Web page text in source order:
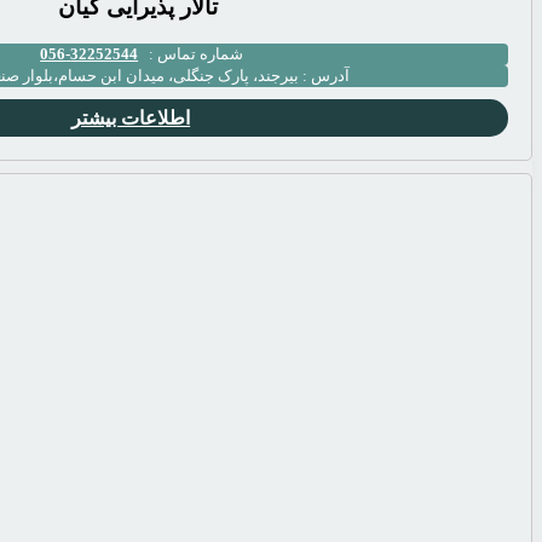
تالار پذیرایی کیان
شماره تماس :
32252544-056
آدرس : بیرجند، پارک جنگلی، میدان ابن حسام،بلوار
اطلاعات بیشتر